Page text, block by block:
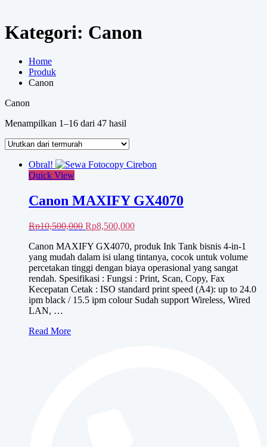
Kategori: Canon
Home
Produk
Canon
Canon
Menampilkan 1–16 dari 47 hasil
harga:
ke
Obral!
Quick View
Canon MAXIFY GX4070
Rp10,500,000 Harga
adalah:
Rp10,500,000.
Rp8,500,000Harga
ini
adalah:
Rp8,500,000.
Canon MAXIFY GX4070, produk Ink Tank bisnis 4-in-1
yang mudah dalam isi ulang tintanya, cocok untuk volume
percetakan tinggi dengan biaya operasional yang sangat
rendah. Spesifikasi : Fungsi : Print, Scan, Copy, Fax
Kecepatan Cetak : ISO standard print speed (A4): up to 24.0
ipm black / 15.5 ipm colour Sudah support Wireless, Wired
LAN, …
Canon
Read More